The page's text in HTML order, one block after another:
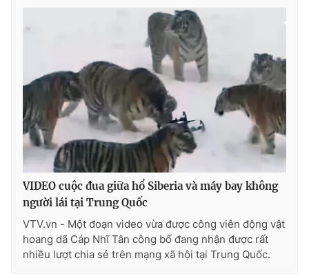
Video Shorts video
VTV Money VTV Thể thao
VTV Sức khoẻ Bất động sản
Thị trường 24h Tấm lòng Việt
VTV4 Vươn mình bằng AI
VTV9 VTV8
VIDEO cuộc đua giữa hổ Siberia và máy bay không
người lái tại Trung Quốc
VTV.vn - Một đoạn video vừa được công viên động vật
hoang dã Cáp Nhĩ Tân công bố đang nhận được rất
nhiều lượt chia sẻ trên mạng xã hội tại Trung Quốc.